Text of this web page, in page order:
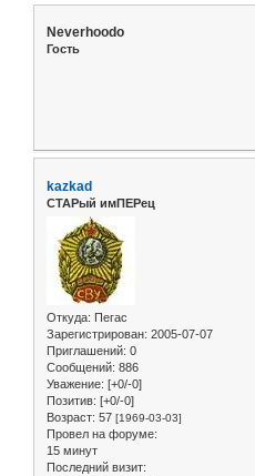
Neverhoodo
Гость
kazkad
СТАРый имПЕРец
Откуда: Пегас
Зарегистрирован: 2005-07-07
Приглашений: 0
Сообщений: 886
Уважение: [+0/-0]
Позитив: [+0/-0]
Возраст: 57 [1969-03-03]
Провел на форуме:
15 минут
Последний визит: